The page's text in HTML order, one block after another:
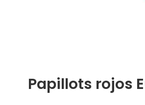
Papillots rojos